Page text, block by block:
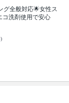
グ全般対応🌟女性ス
コ洗剤使用で安心